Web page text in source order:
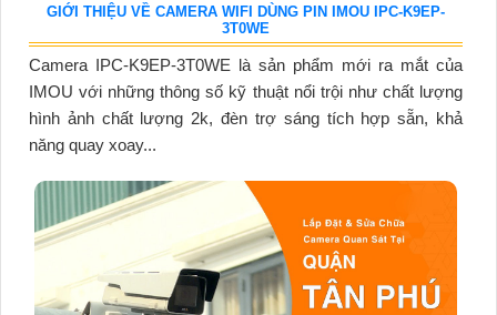
GIỚI THIỆU VỀ CAMERA WIFI DÙNG PIN IMOU IPC-K9EP-
3T0WE
Camera IPC-K9EP-3T0WE là sản phẩm mới ra mắt của
IMOU với những thông số kỹ thuật nổi trội như chất lượng
hình ảnh chất lượng 2k, đèn trợ sáng tích hợp sẵn, khả
năng quay xoay...